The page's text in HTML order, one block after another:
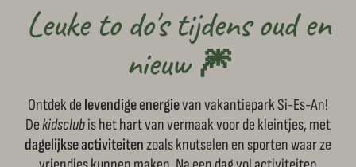
Leuke to do's tijdens oud en
nieuw 🎆
Ontdek de levendige energievan vakantiepark Si-Es-An!
Dekidsclubis het hart van vermaak voor de kleintjes, met
dagelijkse activiteitenzoals knutselen en sporten waar ze